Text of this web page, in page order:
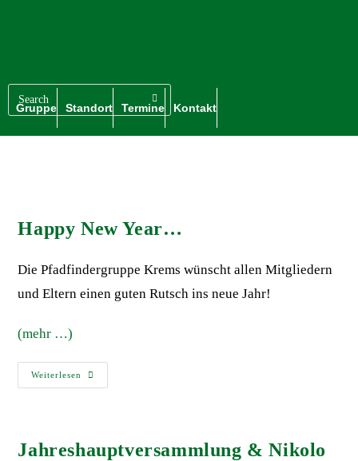
Gruppe Standort Termine Kontakt
Happy New Year…
Die Pfadfindergruppe Krems wünscht allen Mitgliedern
und Eltern einen guten Rutsch ins neue Jahr!
(mehr …)
Weiterlesen
Jahreshauptversammlung & Nikolo